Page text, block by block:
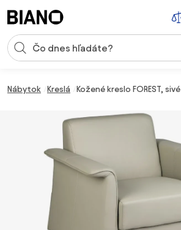
Vstup pre vyhľadávanie
Nábytok Kreslá Kožené kreslo FOREST, sivé